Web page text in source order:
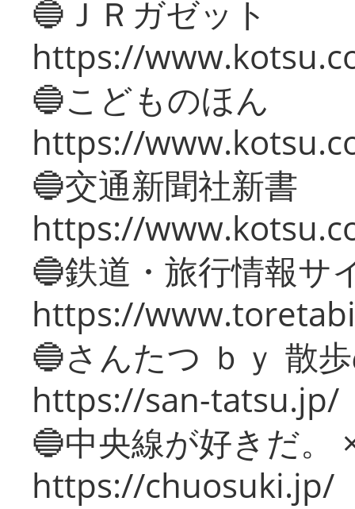
🔵ＪＲガゼット
https://
🔵こどものほん
https://
🔵交通新聞社新書
https://
🔵鉄道・旅行情報サ
https://
🔵さんたつ ｂｙ 散
https://san-tatsu.jp/
🔵中央線が好きだ。
https://chuosuki.jp/